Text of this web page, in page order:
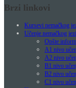
Brzi linkovi
Kursevi nemačkog
Učenje nemačkog
Opšte
A1 nivo
A2 nivo
B1 nivo
B2 nivo
C1 nivo